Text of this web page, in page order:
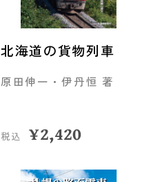
北海道の貨物列車
原田伸一・伊丹恒 著
税込 ¥2,420